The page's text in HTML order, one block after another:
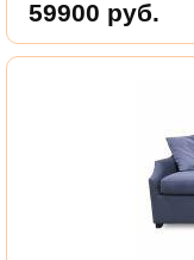
59900 руб.